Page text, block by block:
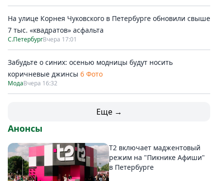
На улице Корнея Чуковского в Петербурге обновили свыше
7 тыс. «квадратов» асфальта
С.ПетербургВчера 17:01
Забудьте о синих: осенью модницы будут носить
коричневые джинсы 6 Фото
МодаВчера 16:32
Еще →
Анонсы
Т2 включает маджентовый
режим на "Пикнике Афиши"
в Петербурге